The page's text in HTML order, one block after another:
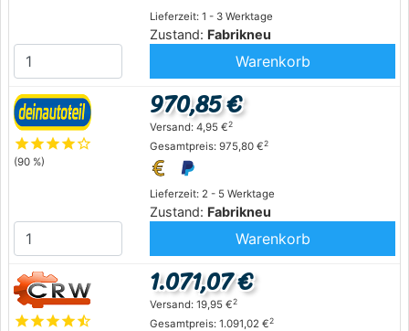
Lieferzeit: 1 - 3 Werktage
Zustand: Fabrikneu
Warenkorb
starstarstarstarstar_outline
(90 %)
Lieferzeit: 2 - 5 Werktage
Zustand: Fabrikneu
970,85 €
Versand: 4,95 €2
Gesamtpreis: 975,80 €2
Warenkorb
starstarstarstarstar_half
1.071,07 €
Versand: 19,95 €2
Gesamtpreis: 1.091,02 €2